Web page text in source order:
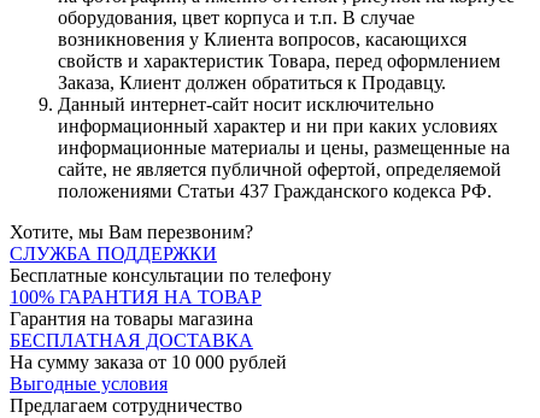
оборудования, цвет корпуса и т.п. В случае
возникновения у Клиента вопросов, касающихся
свойств и характеристик Товара, перед оформлением
Заказа, Клиент должен обратиться к Продавцу.
Данный интернет-сайт носит исключительно
информационный характер и ни при каких условиях
информационные материалы и цены, размещенные на
сайте, не является публичной офертой, определяемой
положениями Статьи 437 Гражданского кодекса РФ.
Хотите, мы Вам перезвоним?
СЛУЖБА ПОДДЕРЖКИ
Бесплатные консультации по телефону
100% ГАРАНТИЯ НА ТОВАР
Гарантия на товары магазина
БЕСПЛАТНАЯ ДОСТАВКА
На сумму заказа от 10 000 рублей
Выгодные условия
Предлагаем сотрудничество